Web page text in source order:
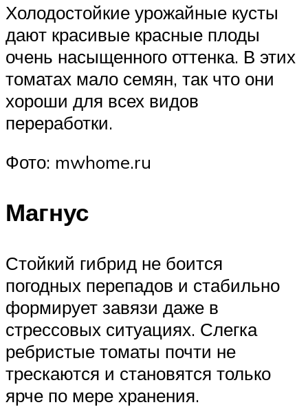
Холодостойкие урожайные кусты
дают красивые красные плоды
очень насыщенного оттенка. В этих
томатах мало семян, так что они
хороши для всех видов
переработки.
Фото: mwhome.ru
Магнус
Стойкий гибрид не боится
погодных перепадов и стабильно
формирует завязи даже в
стрессовых ситуациях. Слегка
ребристые томаты почти не
трескаются и становятся только
ярче по мере хранения.